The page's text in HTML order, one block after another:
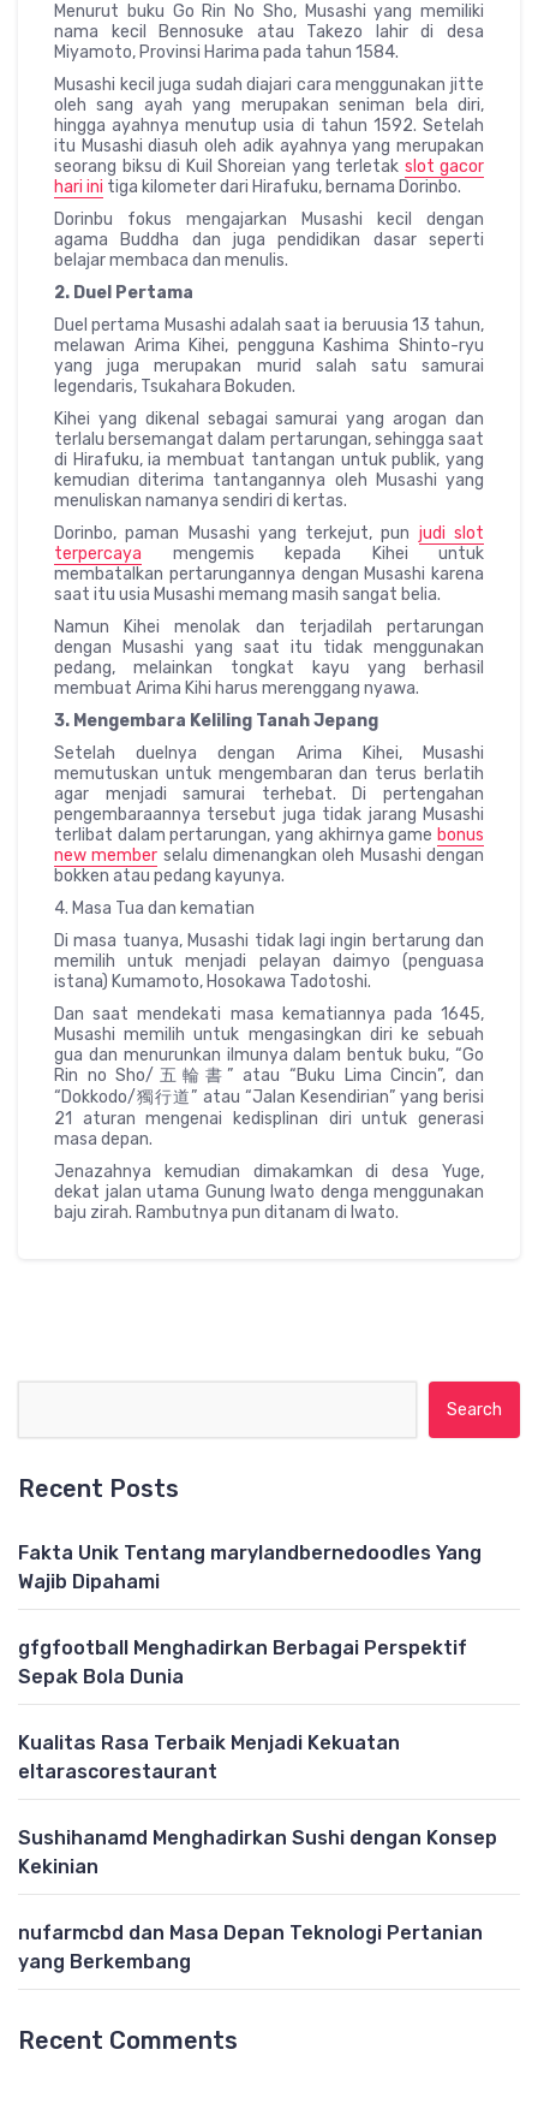
Menurut buku Go Rin No Sho, Musashi yang memiliki
nama kecil Bennosuke atau Takezo lahir di desa
Miyamoto, Provinsi Harima pada tahun 1584.
Musashi kecil juga sudah diajari cara menggunakan jitte
oleh sang ayah yang merupakan seniman bela diri,
hingga ayahnya menutup usia di tahun 1592. Setelah
itu Musashi diasuh oleh adik ayahnya yang merupakan
seorang biksu di Kuil Shoreian yang terletak slot gacor
hari ini tiga kilometer dari Hirafuku, bernama Dorinbo.
Dorinbu fokus mengajarkan Musashi kecil dengan
agama Buddha dan juga pendidikan dasar seperti
belajar membaca dan menulis.
2. Duel Pertama
Duel pertama Musashi adalah saat ia beruusia 13 tahun,
melawan Arima Kihei, pengguna Kashima Shinto-ryu
yang juga merupakan murid salah satu samurai
legendaris, Tsukahara Bokuden.
Kihei yang dikenal sebagai samurai yang arogan dan
terlalu bersemangat dalam pertarungan, sehingga saat
di Hirafuku, ia membuat tantangan untuk publik, yang
kemudian diterima tantangannya oleh Musashi yang
menuliskan namanya sendiri di kertas.
Dorinbo, paman Musashi yang terkejut, pun judi slot
terpercaya mengemis kepada Kihei untuk
membatalkan pertarungannya dengan Musashi karena
saat itu usia Musashi memang masih sangat belia.
Namun Kihei menolak dan terjadilah pertarungan
dengan Musashi yang saat itu tidak menggunakan
pedang, melainkan tongkat kayu yang berhasil
membuat Arima Kihi harus merenggang nyawa.
3. Mengembara Keliling Tanah Jepang
Setelah duelnya dengan Arima Kihei, Musashi
memutuskan untuk mengembaran dan terus berlatih
agar menjadi samurai terhebat. Di pertengahan
pengembaraannya tersebut juga tidak jarang Musashi
terlibat dalam pertarungan, yang akhirnya game bonus
new member selalu dimenangkan oleh Musashi dengan
bokken atau pedang kayunya.
4. Masa Tua dan kematian
Di masa tuanya, Musashi tidak lagi ingin bertarung dan
memilih untuk menjadi pelayan daimyo (penguasa
istana) Kumamoto, Hosokawa Tadotoshi.
Dan saat mendekati masa kematiannya pada 1645,
Musashi memilih untuk mengasingkan diri ke sebuah
gua dan menurunkan ilmunya dalam bentuk buku, “Go
Rin no Sho/五輪書” atau “Buku Lima Cincin”, dan
“Dokkodo/獨行道” atau “Jalan Kesendirian” yang berisi
21 aturan mengenai kedisplinan diri untuk generasi
masa depan.
Jenazahnya kemudian dimakamkan di desa Yuge,
dekat jalan utama Gunung Iwato denga menggunakan
baju zirah. Rambutnya pun ditanam di Iwato.
Recent Posts
Fakta Unik Tentang marylandbernedoodles Yang
Wajib Dipahami
gfgfootball Menghadirkan Berbagai Perspektif
Sepak Bola Dunia
Kualitas Rasa Terbaik Menjadi Kekuatan
eltarascorestaurant
Sushihanamd Menghadirkan Sushi dengan Konsep
Kekinian
nufarmcbd dan Masa Depan Teknologi Pertanian
yang Berkembang
Recent Comments